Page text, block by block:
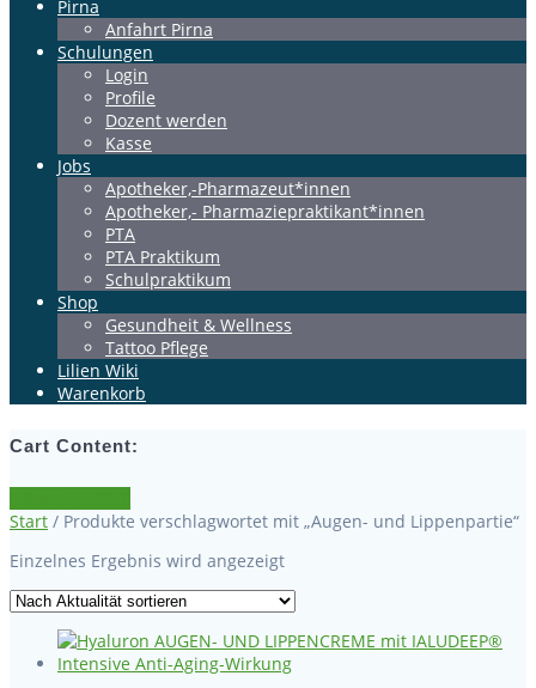
Pirna
Anfahrt Pirna
Schulungen
Login
Profile
Dozent werden
Kasse
Jobs
Apotheker,-Pharmazeut*innen
Apotheker,- Pharmaziepraktikant*innen
PTA
PTA Praktikum
Schulpraktikum
Shop
Gesundheit & Wellness
Tattoo Pflege
Lilien Wiki
Warenkorb
Cart Content:
Start / Produkte verschlagwortet mit „Augen- und Lippenpartie“
Einzelnes Ergebnis wird angezeigt